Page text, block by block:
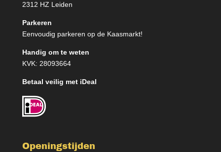
2312 HZ Leiden
Parkeren
Eenvoudig parkeren op de Kaasmarkt!
Handig om te weten
KVK: 28093664
Betaal veilig met iDeal
Openingstijden